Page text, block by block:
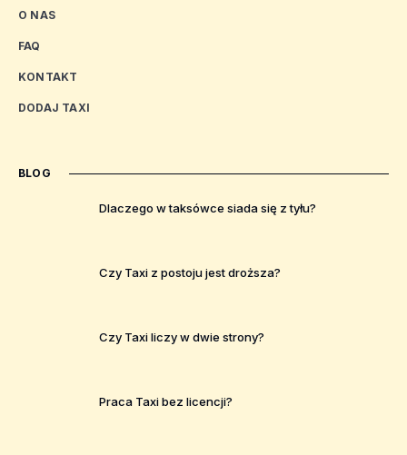
O NAS
FAQ
KONTAKT
DODAJ TAXI
BLOG
Dlaczego w taksówce siada się z tyłu?
Czy Taxi z postoju jest droższa?
Czy Taxi liczy w dwie strony?
Praca Taxi bez licencji?